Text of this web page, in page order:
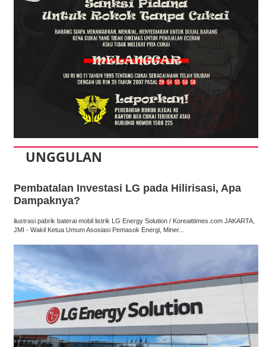
UNGGULAN
Pembatalan Investasi LG pada Hilirisasi, Apa
Dampaknya?
ilustrasi pabrik baterai mobil listrik LG Energy Solution / Koreaittimes.com JAKARTA,
JMI - Wakil Ketua Umum Asosiasi Pemasok Energi, Miner...